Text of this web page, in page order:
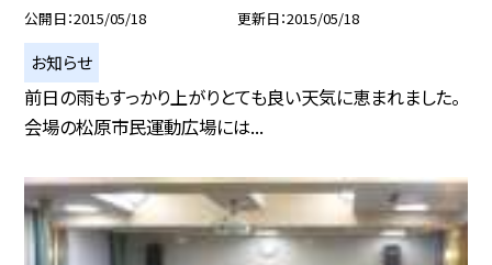
公開日 2015/05/18 更新日 2015/05/18
お知らせ
前日の雨もすっかり上がりとても良い天気に恵まれました。
会場の松原市民運動広場には...